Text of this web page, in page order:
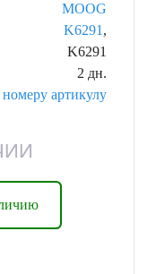
MOOG
K6291,
K6291
2 дн.
номеру артикулу